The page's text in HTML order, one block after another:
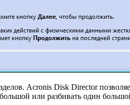
Acronis Disk Director
или разбивать один